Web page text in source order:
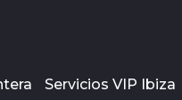
Servicios VIP Ibiza